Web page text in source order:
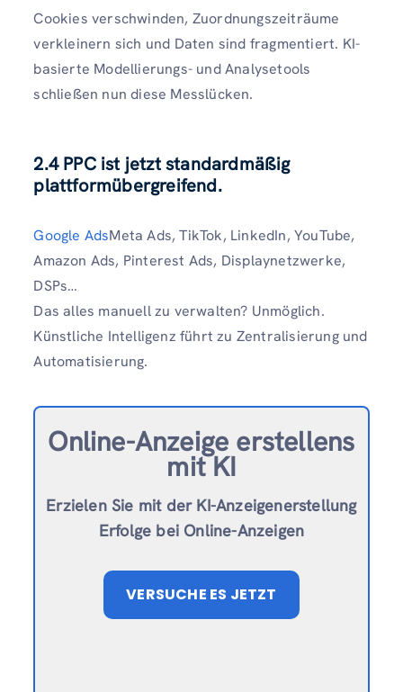
Cookies verschwinden, Zuordnungszeiträume
verkleinern sich und Daten sind fragmentiert. KI-
basierte Modellierungs- und Analysetools
schließen nun diese Messlücken.
2.4 PPC ist jetzt standardmäßig
plattformübergreifend.
Google AdsMeta Ads, TikTok, LinkedIn, YouTube,
Amazon Ads, Pinterest Ads, Displaynetzwerke,
DSPs…
Das alles manuell zu verwalten? Unmöglich.
Künstliche Intelligenz führt zu Zentralisierung und
Automatisierung.
Online-Anzeige erstellens
mit KI
Erzielen Sie mit der KI-Anzeigenerstellung
Erfolge bei Online-Anzeigen
VERSUCHE ES JETZT